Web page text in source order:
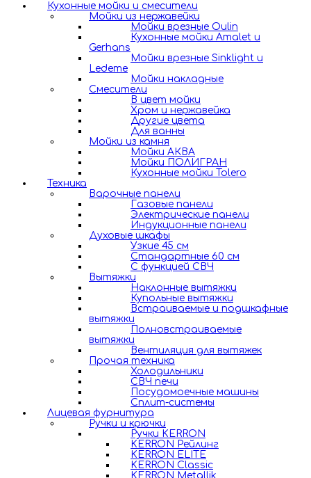
Кухонные мойки и смесители
Мойки из нержавейки
Мойки врезные Oulin
Кухонные мойки Amalet и
Gerhans
Мойки врезные Sinklight и
Ledeme
Мойки накладные
Смесители
В цвет мойки
Хром и нержавейка
Другие цвета
Для ванны
Мойки из камня
Мойки АКВА
Мойки ПОЛИГРАН
Кухонные мойки Tolero
Техника
Варочные панели
Газовые панели
Электрические панели
Индукционные панели
Духовые шкафы
Узкие 45 см
Стандартные 60 см
С функцией СВЧ
Вытяжки
Наклонные вытяжки
Купольные вытяжки
Встраиваемые и подшкафные
вытяжки
Полновстраиваемые
вытяжки
Вентиляция для вытяжек
Прочая техника
Холодильники
СВЧ печи
Посудомоечные машины
Сплит-системы
Лицевая фурнитура
Ручки и крючки
Ручки KERRON
KERRON Рейлинг
KERRON ELITE
KERRON Classic
KERRON Metallik